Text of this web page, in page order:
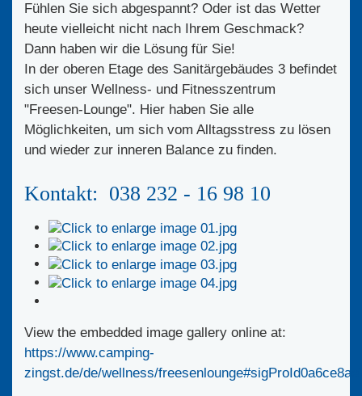
Fühlen Sie sich abgespannt? Oder ist das Wetter
heute vielleicht nicht nach Ihrem Geschmack?
Dann haben wir die Lösung für Sie!
In der oberen Etage des Sanitärgebäudes 3 befindet
sich unser Wellness- und Fitnesszentrum
"Freesen-Lounge". Hier haben Sie alle
Möglichkeiten, um sich vom Alltagsstress zu lösen
und wieder zur inneren Balance zu finden.
Kontakt: 038 232 - 16 98 10
View the embedded image gallery online at:
https://www.camping-
zingst.de/de/wellness/